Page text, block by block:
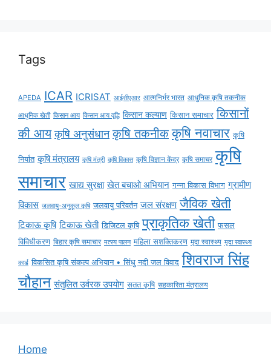
Tags
APEDA ICAR ICRISAT आईसीएआर आत्मनिर्भर भारत आधुनिक कृषि तकनीक
आधुनिक खेती किसान आय किसान आय वृद्धि किसान कल्याण किसान समाचार किसानों
की आय कृषि अनुसंधान कृषि तकनीक कृषि नवाचार कृषि
निर्यात कृषि मंत्रालय कृषि मंत्री कृषि विकास कृषि विज्ञान केंद्र कृषि समाचर कृषि
समाचार खाद्य सुरक्षा खेत बचाओ अभियान गन्ना विकास विभाग ग्रामीण
विकास जलवायु-अनुकूल कृषि जलवायु परिवर्तन जल संरक्षण जैविक खेती
टिकाऊ कृषि टिकाऊ खेती डिजिटल कृषि प्राकृतिक खेती फसल
विविधीकरण बिहार कृषि समाचार मत्स्य पालन महिला सशक्तिकरण मृदा स्वास्थ्य मृदा स्वास्थ्य
कार्ड विकसित कृषि संकल्प अभियान • सिंधु नदी जल विवाद शिवराज सिंह
चौहान संतुलित उर्वरक उपयोग सतत कृषि सहकारिता मंत्रालय
Home